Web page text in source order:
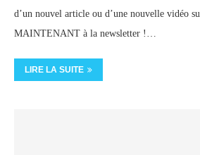
d’un nouvel article ou d’une nouvelle vidéo
MAINTENANT à la newsletter !…
LIRE LA SUITE